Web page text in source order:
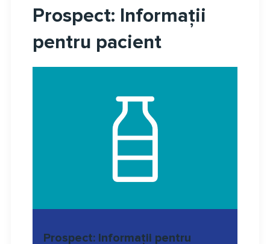
Prospect: Informaţii
pentru pacient
Prospect: Informaţii pentru